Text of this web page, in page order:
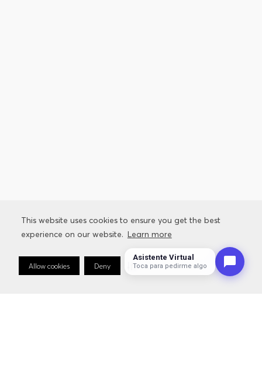
This website uses cookies to ensure you get the best
experience on our website. Learn more
Allow cookies Deny Cookie Preferences
Asistente Virtual
Toca para pedirme algo